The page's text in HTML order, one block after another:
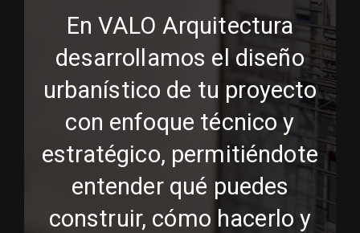
En VALO Arquitectura
desarrollamos el diseño
urbanístico de tu proyecto
con enfoque técnico y
estratégico, permitiéndote
entender qué puedes
construir, cómo hacerlo y